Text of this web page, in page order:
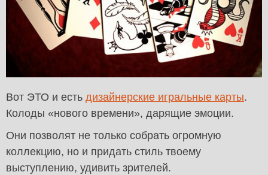
Вот ЭТО и есть дизайнерские игральные карты.
Колоды «нового времени», дарящие эмоции.
Они позволят не только собрать огромную
коллекцию, но и придать стиль твоему
выступлению, удивить зрителей.